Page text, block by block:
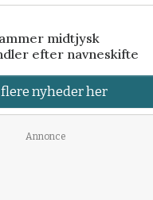
midtjysk
efter navneskifte
flere nyheder her
Annonce